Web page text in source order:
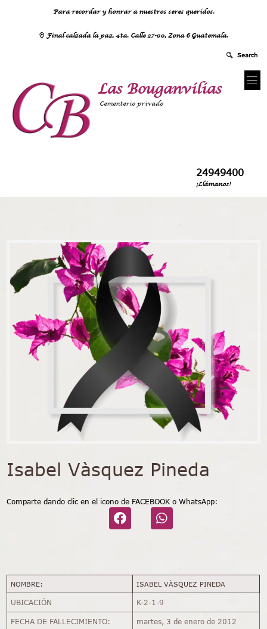
Para recordar y honrar a nuestros seres queridos.
Final calzada la paz, 4ta. Calle 27-00, Zona 6 Guatemala.
Las Bouganvilias
Cementerio privado
24949400
¡Llámanos!
Isabel Vàsquez Pineda
Comparte dando clic en el icono de FACEBOOK o WhatsApp:
NOMBRE: ISABEL VÀSQUEZ PINEDA
UBICACIÓN K-2-1-9
FECHA DE FALLECIMIENTO: martes, 3 de enero de 2012